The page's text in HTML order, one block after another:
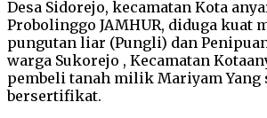
Desa Sidorejo, kecamatan Kota
Probolinggo JAMHUR, diduga kuat
pungutan liar (Pungli) dan Penipuan
warga Sukorejo , Kecamatan
pembeli tanah milik Mariyam Yang
bersertifikat.